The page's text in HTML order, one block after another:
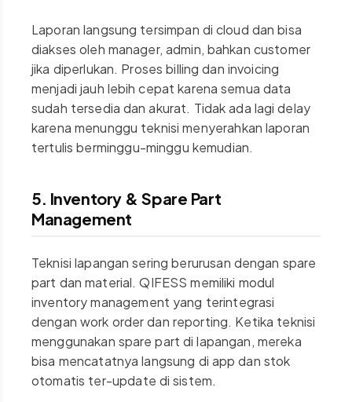
Laporan langsung tersimpan di cloud dan bisa
diakses oleh manager, admin, bahkan customer
jika diperlukan. Proses billing dan invoicing
menjadi jauh lebih cepat karena semua data
sudah tersedia dan akurat. Tidak ada lagi delay
karena menunggu teknisi menyerahkan laporan
tertulis berminggu-minggu kemudian.
5. Inventory & Spare Part
Management
Teknisi lapangan sering berurusan dengan spare
part dan material. QIFESS memiliki modul
inventory management yang terintegrasi
dengan work order dan reporting. Ketika teknisi
menggunakan spare part di lapangan, mereka
bisa mencatatnya langsung di app dan stok
otomatis ter-update di sistem.